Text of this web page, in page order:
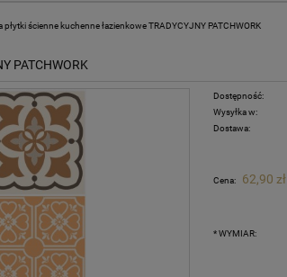
płytki ścienne kuchenne łazienkowe TRADYCYJNY PATCHWORK
PATCHWORK
Dostępność:
Wysyłka w:
Dostawa:
płatności
Cena: 62,90 zł
*WYMIAR: